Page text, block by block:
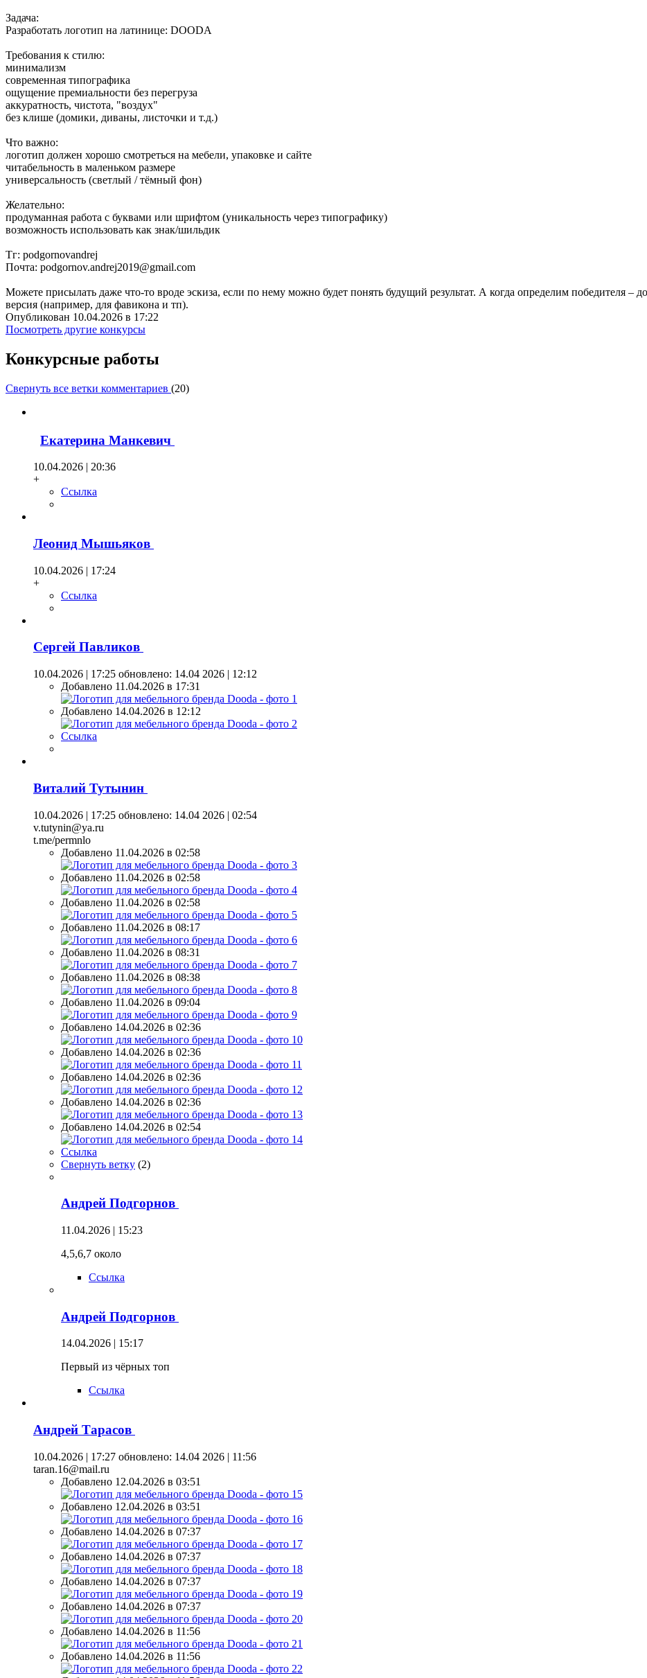
Задача:
Разработать логотип на латинице: DOODA
Требования к стилю:
минимализм
современная типографика
ощущение премиальности без перегруза
аккуратность, чистота, "воздух"
без клише (домики, диваны, листочки и т.д.)
Что важно:
логотип должен хорошо смотреться на мебели, упаковке и сайте
читабельность в маленьком размере
универсальность (светлый / тёмный фон)
Желательно:
продуманная работа с буквами или шрифтом (уникальность через типографику)
возможность использовать как знак/шильдик
Тг: podgornovandrej
Почта: podgornov.andrej2019@gmail.com
Можете присылать даже что-то вроде эскиза, если по нему можно будет понять будущий результат. А когда определим победителя –
версия (например, для фавикона и тп).
Опубликован 10.04.2026 в 17:22
Посмотреть другие конкурсы
Конкурсные работы
Свернуть все ветки комментариев (20)
Екатерина Манкевич
10.04.2026 | 20:36
+
Ссылка
Леонид Мышьяков
10.04.2026 | 17:24
+
Ссылка
Сергей Павликов
10.04.2026 | 17:25 обновлено: 14.04 2026 | 12:12
Добавлено 11.04.2026 в 17:31
Добавлено 14.04.2026 в 12:12
Ссылка
Виталий Тутынин
10.04.2026 | 17:25 обновлено: 14.04 2026 | 02:54
v.tutynin@ya.ru
t.me/permnlo
Добавлено 11.04.2026 в 02:58
Добавлено 11.04.2026 в 02:58
Добавлено 11.04.2026 в 02:58
Добавлено 11.04.2026 в 08:17
Добавлено 11.04.2026 в 08:31
Добавлено 11.04.2026 в 08:38
Добавлено 11.04.2026 в 09:04
Добавлено 14.04.2026 в 02:36
Добавлено 14.04.2026 в 02:36
Добавлено 14.04.2026 в 02:36
Добавлено 14.04.2026 в 02:36
Добавлено 14.04.2026 в 02:54
Ссылка
Свернуть ветку (2)
Андрей Подгорнов
11.04.2026 | 15:23
4,5,6,7 около
Ссылка
Андрей Подгорнов
14.04.2026 | 15:17
Первый из чёрных топ
Ссылка
Андрей Тарасов
10.04.2026 | 17:27 обновлено: 14.04 2026 | 11:56
taran.16@mail.ru
Добавлено 12.04.2026 в 03:51
Добавлено 12.04.2026 в 03:51
Добавлено 14.04.2026 в 07:37
Добавлено 14.04.2026 в 07:37
Добавлено 14.04.2026 в 07:37
Добавлено 14.04.2026 в 07:37
Добавлено 14.04.2026 в 11:56
Добавлено 14.04.2026 в 11:56